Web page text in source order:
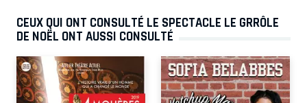
CEUX QUI ONT CONSULTÉ LE SPECTACLE LE GRRÔLE
DE NOËL ONT AUSSI CONSULTÉ